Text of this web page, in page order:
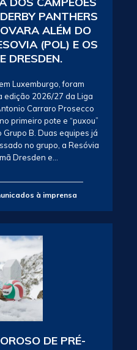
PANTHERS
ALÉM DO
(POL) E OS
DRESDEN.
Luxemburgo, foram
edição 2026/27 da Liga
Carraro Prosecco
primeiro pote e “puxou”
B. Duas equipes já
no grupo, a Resóvia
Dresden e…
à imprensa
DE PRÉ-